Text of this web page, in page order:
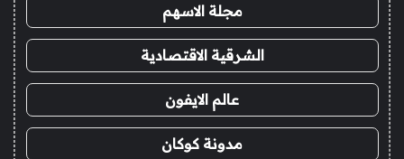
مجلة الاسهم
الشرقية الاقتصادية
عالم الايفون
مدونة كوكان